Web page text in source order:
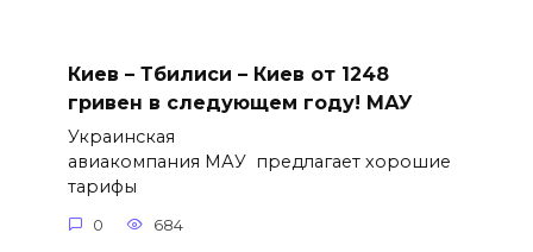
Киев – Тбилиси – Киев от 1248
гривен в следующем году! МАУ
Украинская
авиакомпания МАУ предлагает хорошие
тарифы
0 684